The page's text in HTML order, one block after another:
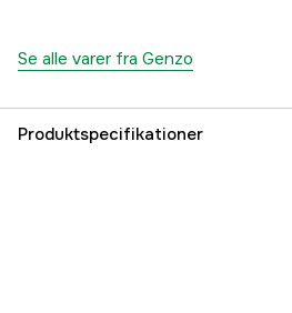
Se alle varer fra Genzo
Produktspecifikationer